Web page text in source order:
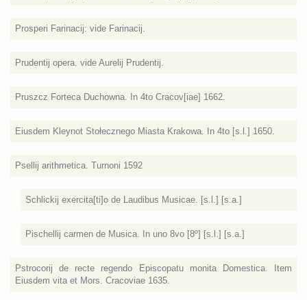
Prosperi Farinacij: vide Farinacij.
Prudentij opera. vide Aurelij Prudentij.
Pruszcz Forteca Duchowna. In 4to Cracov[iae] 1662.
Eiusdem Kleynot Stołecznego Miasta Krakowa. In 4to [s.l.] 1650.
Psellij arithmetica. Turnoni 1592
Schlickij exercita[ti]o de Laudibus Musicae. [s.l.] [s.a.]
Pischellij carmen de Musica. In uno 8vo [8º] [s.l.] [s.a.]
Pstrocorij de recte regendo Episcopatu monita Domestica. Item
Eiusdem vita et Mors. Cracoviae 1635.